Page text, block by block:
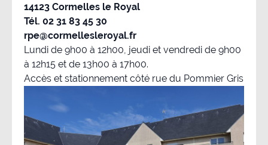
14123 Cormelles le Royal
Tél. 02 31 83 45 30
rpe@cormellesleroyal.fr
Lundi de 9h00 à 12h00, jeudi et vendredi de 9h00
à 12h15 et de 13h00 à 17h00.
Accès et stationnement côté rue du Pommier Gris